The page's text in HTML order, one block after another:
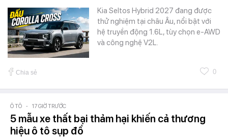
Kia Seltos Hybrid 2027 đang được
thử nghiệm tại châu Âu, nổi bật với
hệ truyền động 1.6L, tùy chọn e-AWD
và công nghệ V2L.
Chia sẻ 0
Ô TÔ - 17 GIỜ TRƯỚC
5 mẫu xe thất bại thảm hại khiến cả thương
hiệu ô tô sụp đổ